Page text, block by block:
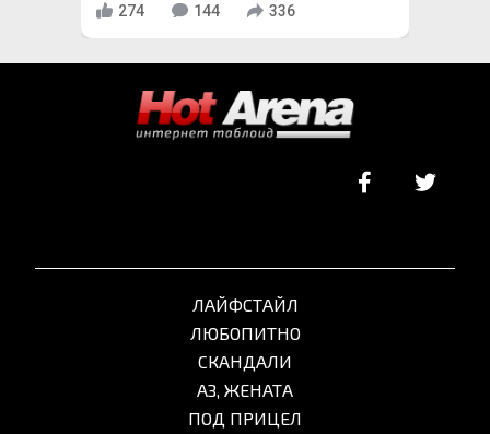
274 144 336
ЛАЙФСТАЙЛ
ЛЮБОПИТНО
СКАНДАЛИ
АЗ, ЖЕНАТА
ПОД ПРИЦЕЛ